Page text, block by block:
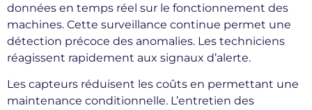
données en temps réel sur le fonctionnement des
machines. Cette surveillance continue permet une
détection précoce des anomalies. Les techniciens
réagissent rapidement aux signaux d’alerte.
Les capteurs réduisent les coûts en permettant une
maintenance conditionnelle. L’entretien des